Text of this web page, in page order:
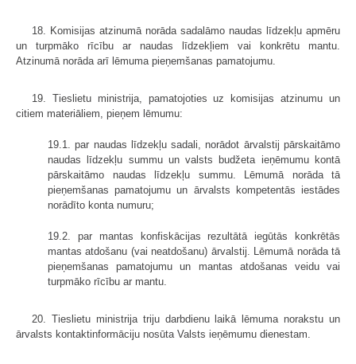
18. Komisijas atzinumā norāda sadalāmo naudas līdzekļu apmēru
un turpmāko rīcību ar naudas līdzekļiem vai konkrētu mantu.
Atzinumā norāda arī lēmuma pieņemšanas pamatojumu.
19. Tieslietu ministrija, pamatojoties uz komisijas atzinumu un
citiem materiāliem, pieņem lēmumu:
19.1. par naudas līdzekļu sadali, norādot ārvalstij pārskaitāmo
naudas līdzekļu summu un valsts budžeta ieņēmumu kontā
pārskaitāmo naudas līdzekļu summu. Lēmumā norāda tā
pieņemšanas pamatojumu un ārvalsts kompetentās iestādes
norādīto konta numuru;
19.2. par mantas konfiskācijas rezultātā iegūtās konkrētās
mantas atdošanu (vai neatdošanu) ārvalstij. Lēmumā norāda tā
pieņemšanas pamatojumu un mantas atdošanas veidu vai
turpmāko rīcību ar mantu.
20. Tieslietu ministrija triju darbdienu laikā lēmuma norakstu un
ārvalsts kontaktinformāciju nosūta Valsts ieņēmumu dienestam.